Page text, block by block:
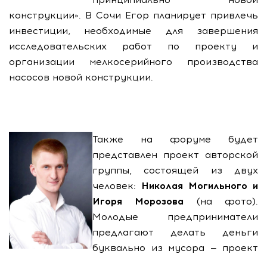
конструкции». В Сочи Егор планирует привлечь
инвестиции, необходимые для завершения
исследовательских работ по проекту и
организации мелкосерийного производства
насосов новой конструкции.
Также на форуме будет
представлен проект авторской
группы, состоящей из двух
человек:
Николая Могильного и
Игоря Морозова (на фото).
Молодые предприниматели
предлагают делать деньги
буквально из мусора — проект